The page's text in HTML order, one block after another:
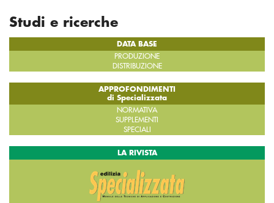
Studi e ricerche
DATA BASE
PRODUZIONE
DISTRIBUZIONE
APPROFONDIMENTI
di Specializzata
NORMATIVA
SUPPLEMENTI
SPECIALI
LA RIVISTA